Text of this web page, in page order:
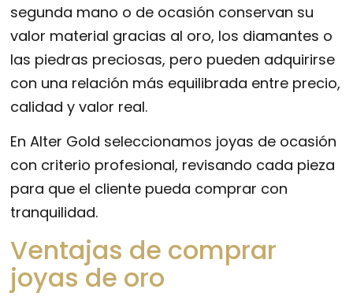
segunda mano o de ocasión conservan su
valor material gracias al oro, los diamantes o
las piedras preciosas, pero pueden adquirirse
con una relación más equilibrada entre precio,
calidad y valor real.
En Alter Gold seleccionamos joyas de ocasión
con criterio profesional, revisando cada pieza
para que el cliente pueda comprar con
tranquilidad.
Ventajas de comprar
joyas de oro